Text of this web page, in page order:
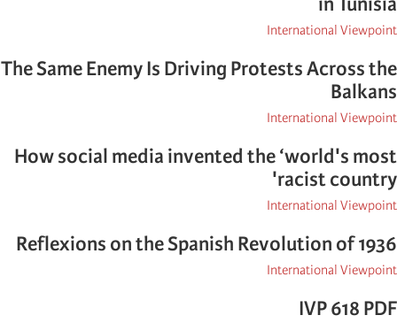
International Viewpoint
The Same Enemy Is Driving Protests Across the
Balkans
International Viewpoint
How social media invented the ‘world's most
racist country'
International Viewpoint
Reflexions on the Spanish Revolution of 1936
International Viewpoint
IVP 618 PDF